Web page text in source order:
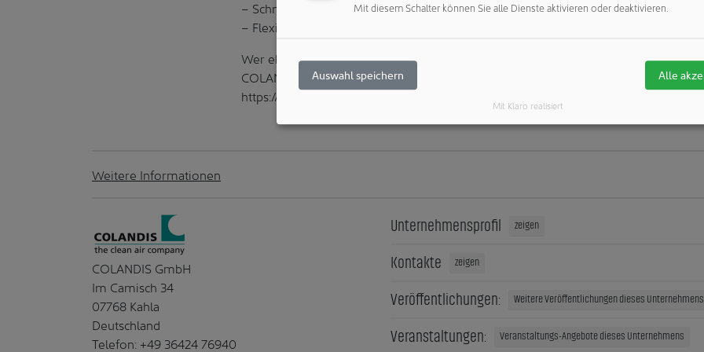
– Schnelle Verfügbarkeit
– Flexibler Mietzeitraum
Wer ebenfalls für einen kurzen Zeitraum eine reine Umgebung benötigt, kann
COLANDIS die Erfolgsgeschichte weiterschreiben. Weitere Informationen zum
https://www.COLANDIS.com.
Weitere Informationen
COLANDIS GmbH
Im Camisch 34
07768 Kahla
Deutschland
Telefon: +49 36424 76940
Unternehmensprofil zeigen
Kontakte zeigen
Veröffentlichungen: Weitere Veröffentlichungen dieses
Veranstaltungen: Veranstaltungs-Angebote dieses Unternehmens
Mit diesem Schalter können Sie alle Dienste aktivieren oder deaktivieren.
Auswahl speichern Alle
Mit Klaro realisiert